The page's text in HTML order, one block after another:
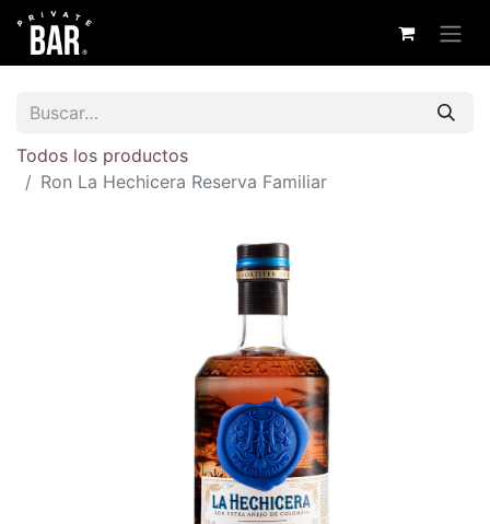
Todos los productos
Ron La Hechicera Reserva Familiar